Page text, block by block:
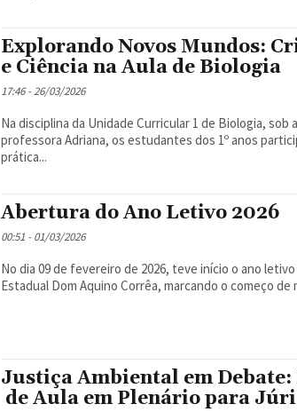
Explorando Novos Mundos:
e Ciência na Aula de Biologia
17:46 - 26/03/2026
Na disciplina da Unidade Curricular 1 de Biologia, sob
professora Adriana, os estudantes dos 1º anos
prática...
Abertura do Ano Letivo 2026
00:51 - 01/03/2026
No dia 09 de fevereiro de 2026, teve início o ano letivo
Estadual Dom Aquino Corrêa, marcando o começo de
Justiça Ambiental em
de Aula em Plenário para